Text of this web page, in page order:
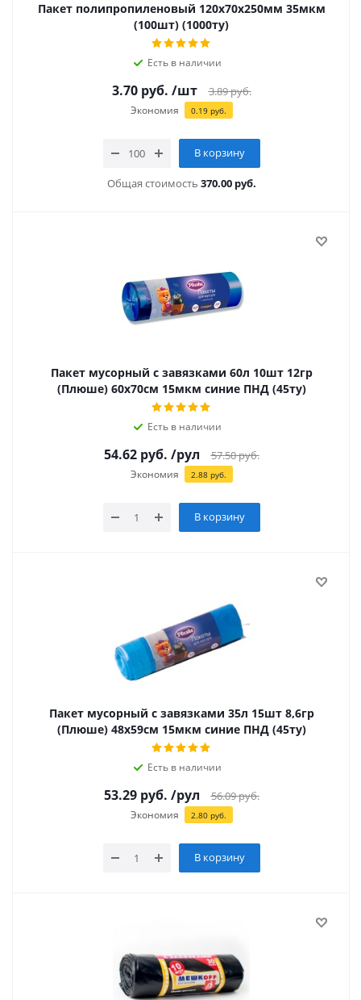
Пакет полипропиленовый 120х70х250мм 35мкм
(100шт) (1000ту)
Есть в наличии
3.70руб. /шт 3.89руб.
Экономия 0.19руб.
В корзину
Общая стоимость 370.00 руб.
Пакет мусорный с завязками 60л 10шт 12гр
(Плюше) 60х70см 15мкм синие ПНД (45ту)
Есть в наличии
54.62руб. /рул 57.50руб.
Экономия 2.88руб.
В корзину
Пакет мусорный с завязками 35л 15шт 8,6гр
(Плюше) 48х59см 15мкм синие ПНД (45ту)
Есть в наличии
53.29руб. /рул 56.09руб.
Экономия 2.80руб.
В корзину